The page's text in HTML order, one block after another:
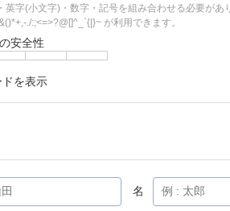
英字(小文字)・数字・記号を組み合わせる必要があ
./:;<=>?@[]^_`{|}~ が利用できます。
安全性
を表示
名